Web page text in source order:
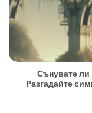
Сънувате ли
Разгадайте